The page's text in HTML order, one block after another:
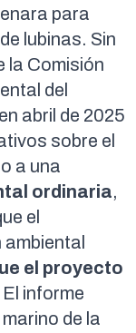
para
lubinas. Sin
la Comisión
del
abril de 2025
sobre el
a una
ordinaria,
el
el proyecto
informe
de la